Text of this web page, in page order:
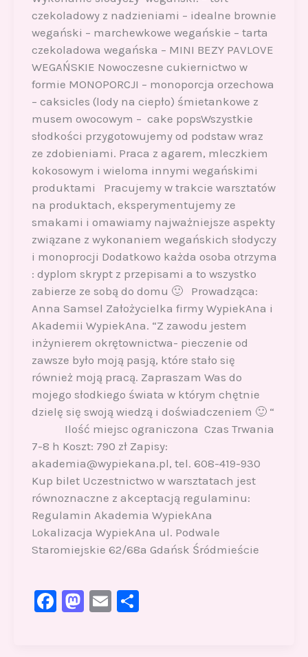
czekoladowy z nadzieniami – idealne brownie
wegański – marchewkowe wegańskie – tarta
czekoladowa wegańska – MINI BEZY PAVLOVE
WEGAŃSKIE Nowoczesne cukiernictwo w
formie MONOPORCJI – monoporcja orzechowa
– caksicles (lody na ciepło) śmietankowe z
musem owocowym – cake popsWszystkie
słodkości przygotowujemy od podstaw wraz
ze zdobieniami. Praca z agarem, mleczkiem
kokosowym i wieloma innymi wegańskimi
produktami Pracujemy w trakcie warsztatów
na produktach, eksperymentujemy ze
smakami i omawiamy najważniejsze aspekty
związane z wykonaniem wegańskich słodyczy
i monoprocji Dodatkowo każda osoba otrzyma
: dyplom skrypt z przepisami a to wszystko
zabierze ze sobą do domu 🙂 Prowadząca:
Anna Samsel Założycielka firmy WypiekAna i
Akademii WypiekAna. “Z zawodu jestem
inżynierem okrętownictwa- pieczenie od
zawsze było moją pasją, które stało się
również moją pracą. Zapraszam Was do
mojego słodkiego świata w którym chętnie
dzielę się swoją wiedzą i doświadczeniem 🙂 “
Ilość miejsc ograniczona Czas Trwania
7-8 h Koszt: 790 zł Zapisy:
akademia@wypiekana.pl, tel. 608-419-930
Kup bilet Uczestnictwo w warsztatach jest
równoznaczne z akceptacją regulaminu:
Regulamin Akademia WypiekAna
Lokalizacja WypiekAna ul. Podwale
Staromiejskie 62/68a Gdańsk Śródmieście
F
M E S